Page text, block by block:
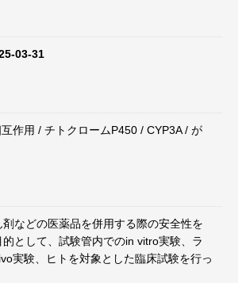
03-31
作用 / チトクロームP450 / CYP3A / が
などの医薬品を併用する際の安全性を
として、試験管内でのin vitro実験、ラ
実験、ヒトを対象とした臨床試験を行っ